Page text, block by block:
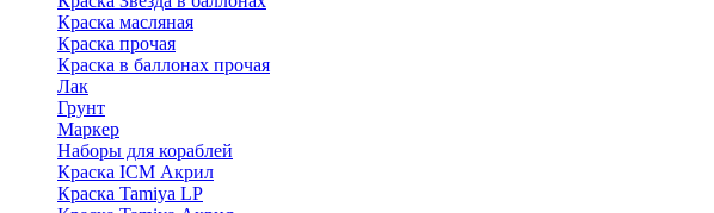
Краска масляная
Краска прочая
Краска в баллонах прочая
Лак
Грунт
Маркер
Наборы для кораблей
Краска ICM Акрил
Краска Tamiya LP